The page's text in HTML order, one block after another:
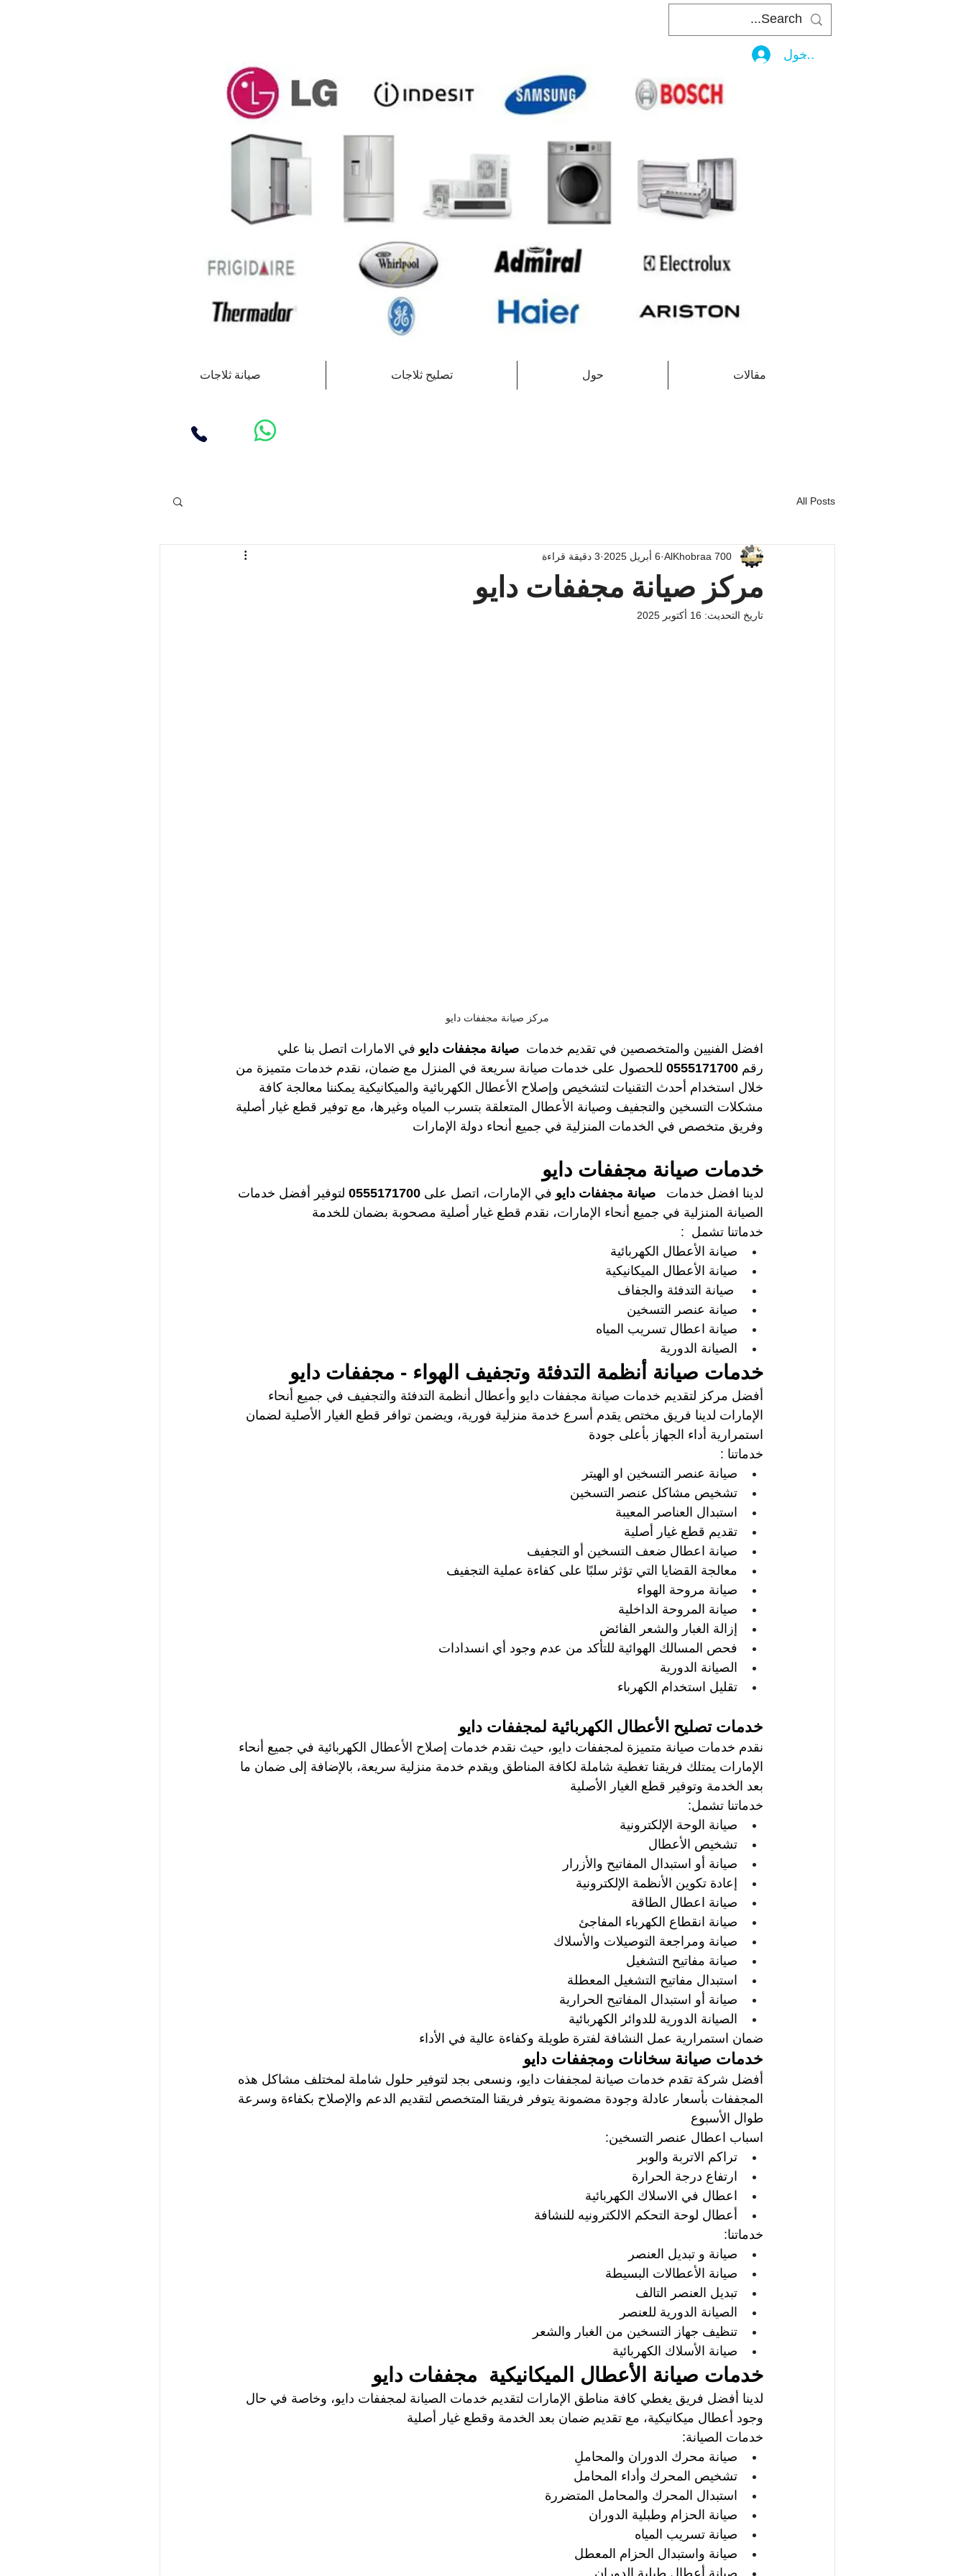
تسجيل الدخول
صيانة ثلاجات تصليح ثلاجات حول مقالات
All Posts
مركز صيانة مجففات دايو
AlKhobraa 700 6 أبريل 2025 3 دقيقة قراءة
تاريخ التحديث: 16 أكتوبر 2025
مركز صيانة مجففات دايو
افضل الفنيين والمتخصصين في تقديم خدمات صيانة مجففات دايو في الامارات اتصل بنا علي
رقم 0555171700 للحصول على خدمات صيانة سريعة في المنزل مع ضمان، نقدم خدمات متميزة من
خلال استخدام أحدث التقنيات لتشخيص وإصلاح الأعطال الكهربائية والميكانيكية يمكننا معالجة كافة
مشكلات التسخين والتجفيف وصيانة الأعطال المتعلقة بتسرب المياه وغيرها، مع توفير قطع غيار أصلية
وفريق متخصص في الخدمات المنزلية في جميع أنحاء دولة الإمارات
خدمات صيانة مجففات دايو
لدينا افضل خدمات صيانة مجففات دايو في الإمارات، اتصل على 0555171700 لتوفير أفضل خدمات
الصيانة المنزلية في جميع أنحاء الإمارات، نقدم قطع غيار أصلية مصحوبة بضمان للخدمة
خدماتنا تشمل  :
صيانة الأعطال الكهربائية
صيانة الأعطال الميكانيكية
صيانة التدفئة والجفاف
صيانة عنصر التسخين
صيانة اعطال تسريب المياه
الصيانة الدورية
خدمات صيانة أنظمة التدفئة وتجفيف الهواء - مجففات دايو
أفضل مركز لتقديم خدمات صيانة مجففات دايو وأعطال أنظمة التدفئة والتجفيف في جميع أنحاء
الإمارات لدينا فريق مختص يقدم أسرع خدمة منزلية فورية، ويضمن توافر قطع الغيار الأصلية لضمان
استمرارية أداء الجهاز بأعلى جودة
خدماتنا :
صيانة عنصر التسخين او الهيتر
تشخيص مشاكل عنصر التسخين
استبدال العناصر المعيبة
تقديم قطع غيار أصلية
صيانة اعطال ضعف التسخين أو التجفيف
معالجة القضايا التي تؤثر سلبًا على كفاءة عملية التجفيف
صيانة مروحة الهواء
صيانة المروحة الداخلية
إزالة الغبار والشعر الفائض
فحص المسالك الهوائية للتأكد من عدم وجود أي انسدادات
الصيانة الدورية
تقليل استخدام الكهرباء
خدمات تصليح الأعطال الكهربائية لمجففات دايو
نقدم خدمات صيانة متميزة لمجففات دايو، حيث نقدم خدمات إصلاح الأعطال الكهربائية في جميع أنحاء
الإمارات يمتلك فريقنا تغطية شاملة لكافة المناطق ويقدم خدمة منزلية سريعة، بالإضافة إلى ضمان ما
بعد الخدمة وتوفير قطع الغيار الأصلية
خدماتنا تشمل:
صيانة الوحة الإلكترونية
تشخيص الأعطال
صيانة أو استبدال المفاتيح والأزرار
إعادة تكوين الأنظمة الإلكترونية
صيانة اعطال الطاقة
صيانة انقطاع الكهرباء المفاجئ
صيانة ومراجعة التوصيلات والأسلاك
صيانة مفاتيح التشغيل
استبدال مفاتيح التشغيل المعطلة
صيانة أو استبدال المفاتيح الحرارية
الصيانة الدورية للدوائر الكهربائية
ضمان استمرارية عمل النشافة لفترة طويلة وكفاءة عالية في الأداء
خدمات صيانة سخانات ومجففات دايو
أفضل شركة تقدم خدمات صيانة لمجففات دايو، ونسعى بجد لتوفير حلول شاملة لمختلف مشاكل هذه
المجففات بأسعار عادلة وجودة مضمونة يتوفر فريقنا المتخصص لتقديم الدعم والإصلاح بكفاءة وسرعة
طوال الأسبوع
اسباب اعطال عنصر التسخين:
تراكم الاتربة والوبر
ارتفاع درجة الحرارة
اعطال في الاسلاك الكهربائية
أعطال لوحة التحكم الالكترونيه للنشافة
خدماتنا:
صيانة و تبديل العنصر
صيانة الأعطالات البسيطة
تبديل العنصر التالف
الصيانة الدورية للعنصر
تنظيف جهاز التسخين من الغبار والشعر
صيانة الأسلاك الكهربائية
خدمات صيانة الأعطال الميكانيكية مجففات دايو
لدينا أفضل فريق يغطي كافة مناطق الإمارات لتقديم خدمات الصيانة لمجففات دايو، وخاصة في حال
وجود أعطال ميكانيكية، مع تقديم ضمان بعد الخدمة وقطع غيار أصلية
خدمات الصيانة:
صيانة محرك الدوران والمحاملِ
تشخيص المحرك وأداء المحامل
استبدال المحرك والمحامل المتضررة
صيانة الحزام وطبلية الدوران
صيانة تسريب المياه
صيانة واستبدال الحزام المعطل